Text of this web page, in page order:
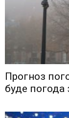
Прогноз
буде погода